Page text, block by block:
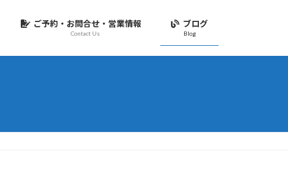
ご予約・お問合せ・営業情報
Contact Us
ブログ
Blog